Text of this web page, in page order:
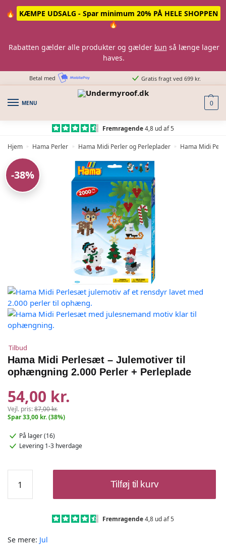
🔥
KÆMPE UDSALG - Spar minimum 20% PÅ HELE SHOPPEN
🔥
Rabatten gælder alle produkter og gælder kun så længe lager
haves.
Betal med Gratis fragt ved 699 kr.
MENU 0
Fremragende4,8 ud af 5
Hjem » Hama Perler » Hama Midi Perler og Perleplader » Hama Midi
-38%
Tilbud
Hama Midi Perlesæt – Julemotiver til
ophængning 2.000 Perler + Perleplade
54,00 kr.
Vejl. pris:87,00 kr.
Spar 33,00 kr. (38%)
På lager (16)
Levering 1-3 hverdage
Midi
Perlesæt
ophængning
Tilføj til kurv
Fremragende4,8 ud af 5
Se mere: Jul